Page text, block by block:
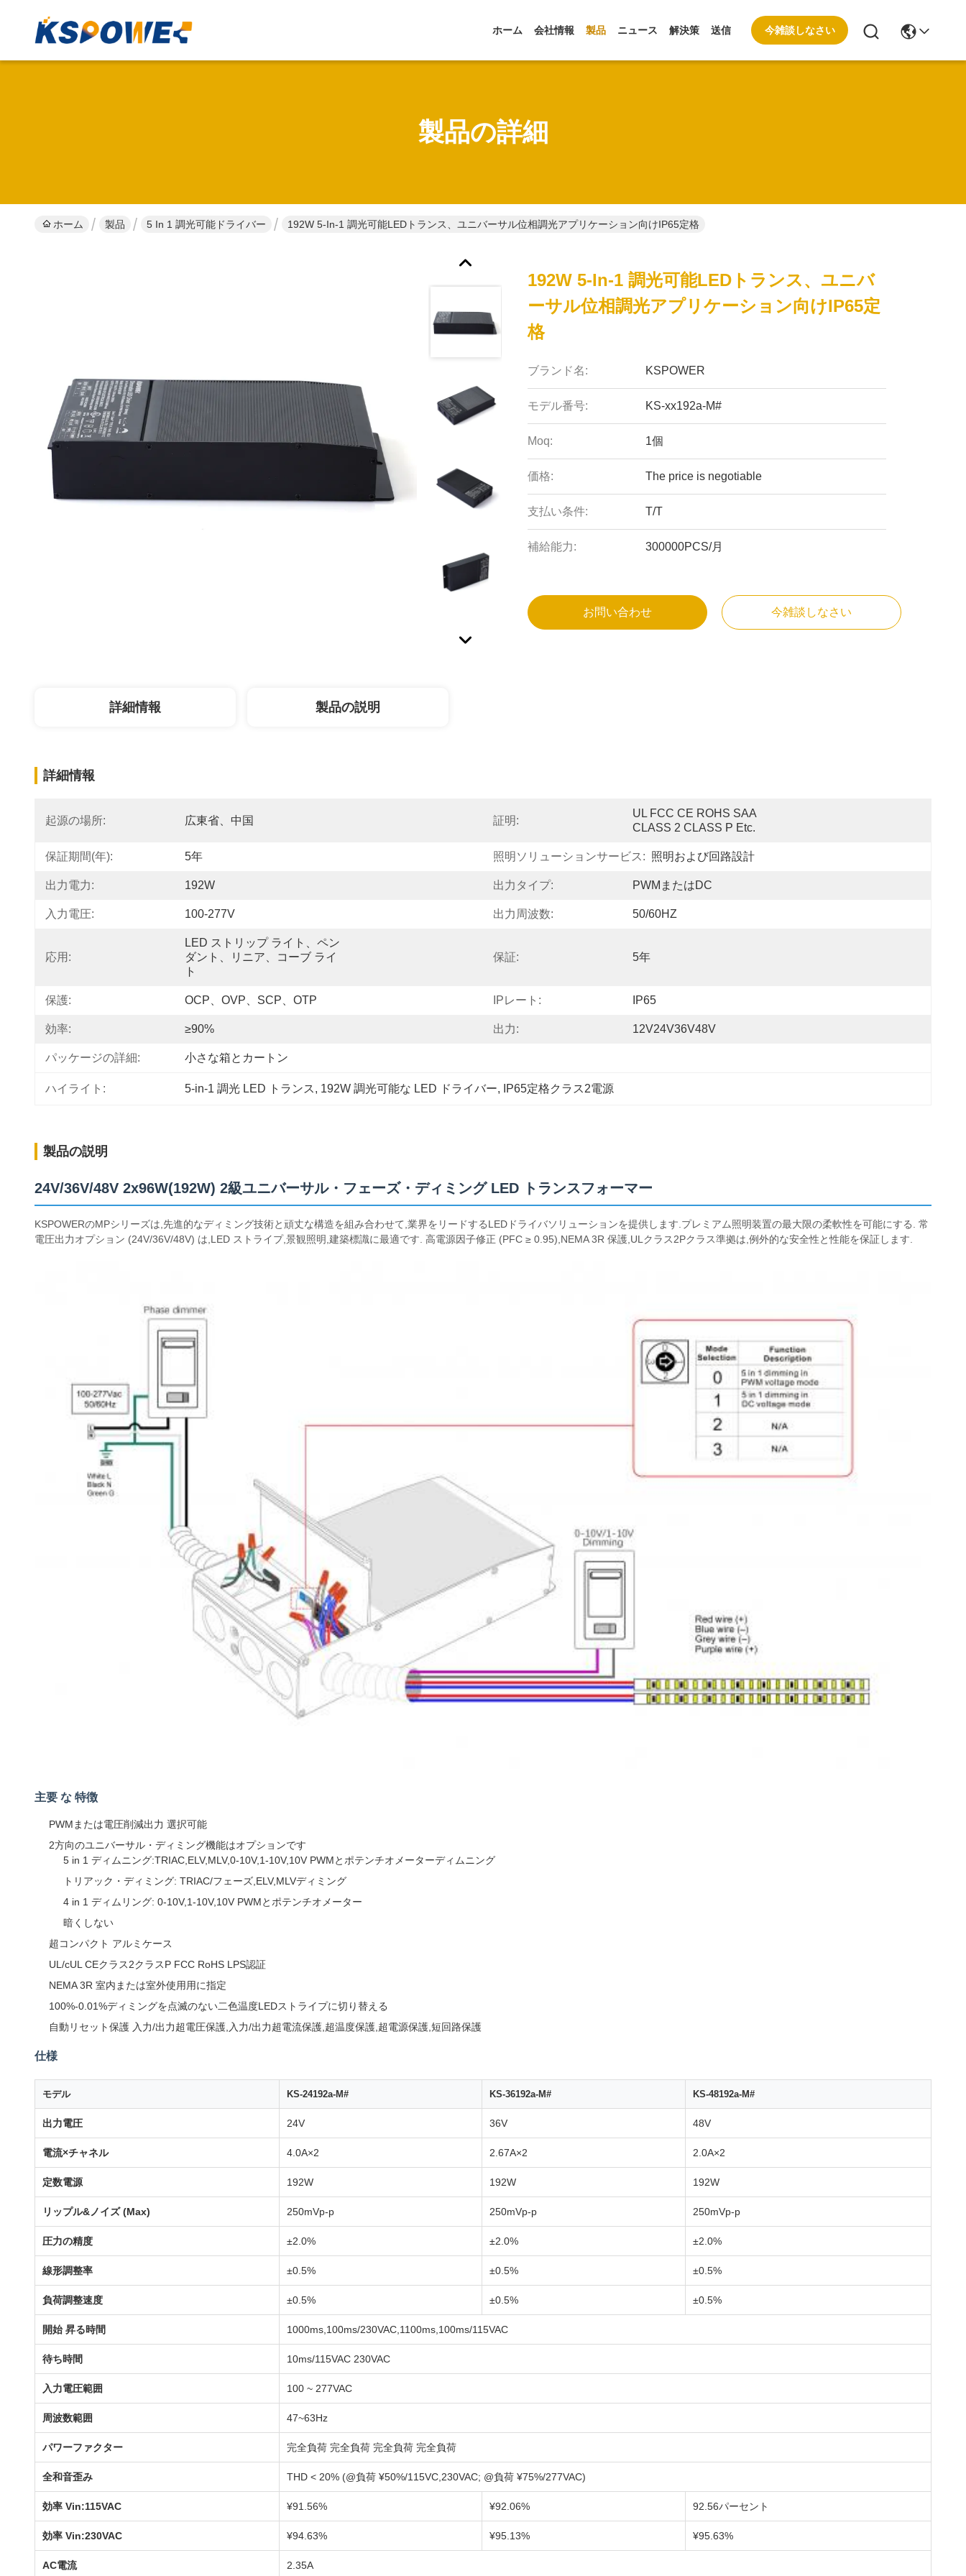
ホーム 会社情報 製品 ニュース 解決策 送信 今雑談しなさい
製品の詳細
ホーム 製品 5 In 1 調光可能ドライバー 192W 5-In-1 調光可能LEDトランス、ユニバーサル位相調光アプリケーション向けIP65定格
192W 5-In-1 調光可能LEDトランス、ユニバ
ーサル位相調光アプリケーション向けIP65定
格
ブランド名: KSPOWER
モデル番号: KS-xx192a-M#
Moq: 1個
価格: The price is negotiable
支払い条件: T/T
補給能力: 300000PCS/月
お問い合わせ 今雑談しなさい
詳細情報 製品の説明
詳細情報
起源の場所: 広東省、中国 証明:
UL FCC CE ROHS SAA
CLASS 2 CLASS P Etc.
保証期間(年): 5年 照明ソリューションサービス: 照明および回路設計
出力電力: 192W 出力タイプ: PWMまたはDC
入力電圧: 100-277V 出力周波数: 50/60HZ
応用:
LED ストリップ ライト、ペン
ダント、リニア、コーブ ライ
ト
保証: 5年
保護: OCP、OVP、SCP、OTP IPレート: IP65
効率: ≥90% 出力: 12V24V36V48V
パッケージの詳細: 小さな箱とカートン
ハイライト: 5-in-1 調光 LED トランス, 192W 調光可能な LED ドライバー, IP65定格クラス2電源
製品の説明
24V/36V/48V 2x96W(192W) 2級ユニバーサル・フェーズ・ディミング LED トランスフォーマー
KSPOWERのMPシリーズは,先進的なディミング技術と頑丈な構造を組み合わせて,業界をリードするLEDドライバソリューションを提供します.プレミアム照明装置の最大限の柔軟性を可能にする. 常
電圧出力オプション (24V/36V/48V) は,LED ストライプ,景観照明,建築標識に最適です. 高電源因子修正 (PFC ≥ 0.95),NEMA 3R 保護,ULクラス2Pクラス準拠は,例外的な安全性と性能を保証します.
主要 な 特徴
PWMまたは電圧削減出力 選択可能
2方向のユニバーサル・ディミング機能はオプションです
5 in 1 ディムニング:TRIAC,ELV,MLV,0-10V,1-10V,10V PWMとポテンチオメーターディムニング
トリアック・ディミング: TRIAC/フェーズ,ELV,MLVディミング
4 in 1 ディムリング: 0-10V,1-10V,10V PWMとポテンチオメーター
暗くしない
超コンパクト アルミケース
UL/cUL CEクラス2クラスP FCC RoHS LPS認証
NEMA 3R 室内または室外使用用に指定
100%-0.01%ディミングを点滅のない二色温度LEDストライプに切り替える
自動リセット保護 入力/出力超電圧保護,入力/出力超電流保護,超温度保護,超電源保護,短回路保護
仕様
モデル KS-24192a-M# KS-36192a-M# KS-48192a-M#
出力電圧 24V 36V 48V
電流×チャネル 4.0A×2 2.67A×2 2.0A×2
定数電源 192W 192W 192W
リップル&ノイズ (Max) 250mVp-p 250mVp-p 250mVp-p
圧力の精度 ±2.0% ±2.0% ±2.0%
線形調整率 ±0.5% ±0.5% ±0.5%
負荷調整速度 ±0.5% ±0.5% ±0.5%
開始 昇る時間 1000ms,100ms/230VAC,1100ms,100ms/115VAC
待ち時間 10ms/115VAC 230VAC
入力電圧範囲 100 ~ 277VAC
周波数範囲 47~63Hz
パワーファクター 完全負荷 完全負荷 完全負荷 完全負荷
全和音歪み THD < 20% (@負荷 ¥50%/115VC,230VAC; @負荷 ¥75%/277VAC)
効率 Vin:115VAC ¥91.56% ¥92.06% 92.56パーセント
効率 Vin:230VAC ¥94.63% ¥95.13% ¥95.63%
AC電流 2.35A